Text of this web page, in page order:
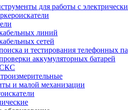
для работы с
линий
сетей
и тестирования телефонных
аккумуляторных батарей
и малой механизации